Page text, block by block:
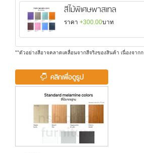
สีไม้พิเศษพาสเทล
ราคา+300.00บาท
**ตัวอย่างสีอาจคลาดเคลื่อนจากสีจริงของสินค้า เนื่องจา
คลิกเพื่อดูรูป